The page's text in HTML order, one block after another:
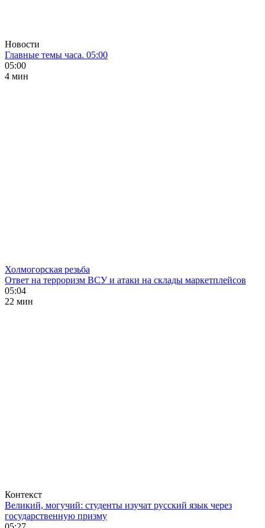
Новости
Главные темы часа. 05:00
05:00
4 мин
Холмогорская резьба
Ответ на терроризм ВСУ и атаки на склады маркетплейсов
05:04
22 мин
Контекст
Великий, могучий: студенты изучат русский язык через
государственную призму